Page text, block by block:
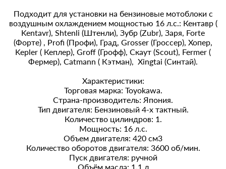
Подходит для установки на бензиновые мотоблоки с
воздушным охлаждением мощностью 16 л.с.: Кентавр (
Kentavr), Shtenli (Штенли), Зубр (Zubr), Заря, Forte
(Форте) , Profi (Профи), Град, Grosser (Гроссер), Хопер,
Kepler ( Кеплер), Groff (Грофф), Скаут (Scout), Fermer (
Фермер), Catmann ( Кэтман), Xingtai (Синтай).
Характеристики:
Торговая марка: Toyokawa.
Страна-производитель: Япония.
Тип двигателя: Бензиновый 4-х тактный.
Количество цилиндров: 1.
Мощность: 16 л.с.
Объем двигателя: 420 см3
Количество оборотов двигателя: 3600 об/мин.
Пуск двигателя: ручной
Объём масла: 1,1 л